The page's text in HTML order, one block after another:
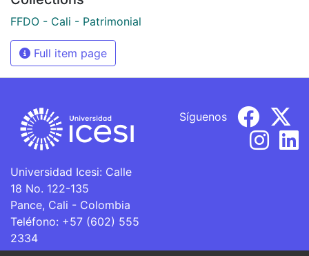
FFDO - Cali - Patrimonial
Full item page
Universidad Icesi: Calle
18 No. 122-135
Pance, Cali - Colombia
Teléfono: +57 (602) 555
2334
Síguenos